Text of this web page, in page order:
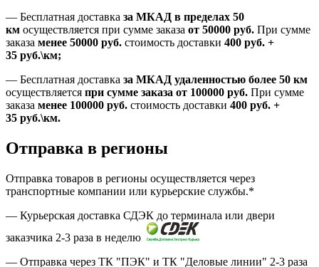
— Бесплатная доставка за МКАД в пределах 50
км осуществляется при сумме заказа от 50000 руб. При сумме
заказа менее 50000 руб. стоимость доставки 400 руб. +
35 руб.\км;
— Бесплатная доставка за МКАД удаленностью более 50 км
осуществляется при сумме заказа от 100000 руб. При сумме
заказа менее 100000 руб. стоимость доставки 400 руб. +
35 руб.\км.
Отправка в регионы
Отправка товаров в регионы осуществляется через
транспортные компании или курьерские службы.*
— Курьерская доставка СДЭК до терминала или двери
заказчика 2-3 раза в неделю
— Отправка через ТК "ПЭК" и ТК "Деловые линии" 2-3 раза